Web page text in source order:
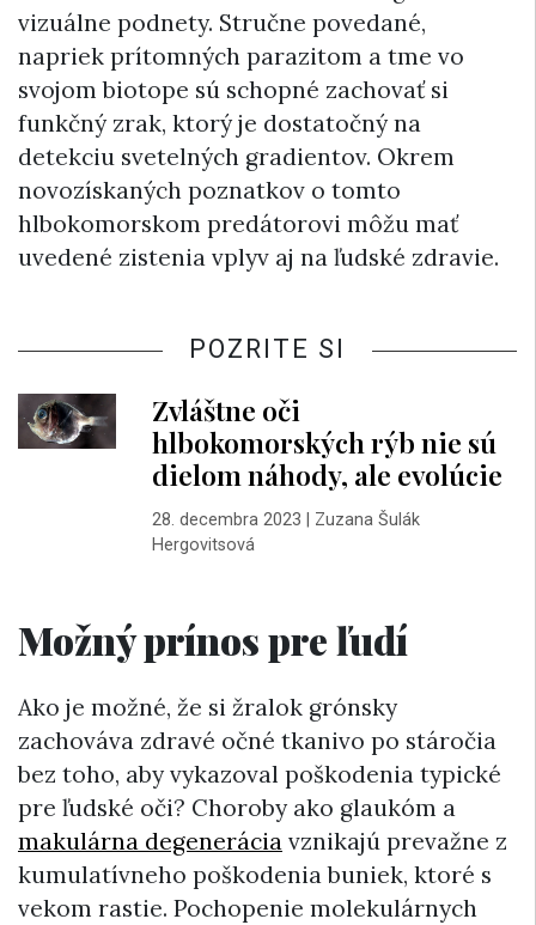
vizuálne podnety. Stručne povedané,
napriek prítomných parazitom a tme vo
svojom biotope sú schopné zachovať si
funkčný zrak, ktorý je dostatočný na
detekciu svetelných gradientov. Okrem
novozískaných poznatkov o tomto
hlbokomorskom predátorovi môžu mať
uvedené zistenia vplyv aj na ľudské zdravie.
POZRITE SI
Zvláštne oči
hlbokomorských rýb nie sú
dielom náhody, ale evolúcie
28. decembra 2023
Zuzana Šulák
Hergovitsová
Možný prínos pre ľudí
Ako je možné, že si žralok grónsky
zachováva zdravé očné tkanivo po stáročia
bez toho, aby vykazoval poškodenia typické
pre ľudské oči? Choroby ako glaukóm a
makulárna degenerácia vznikajú prevažne z
kumulatívneho poškodenia buniek, ktoré s
vekom rastie. Pochopenie molekulárnych